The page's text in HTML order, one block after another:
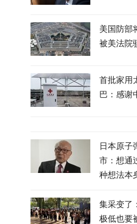
美国防部
被美法院
首批家用
巴：感谢
日本原子
市：想通
种想法本
集采变了
极低也要